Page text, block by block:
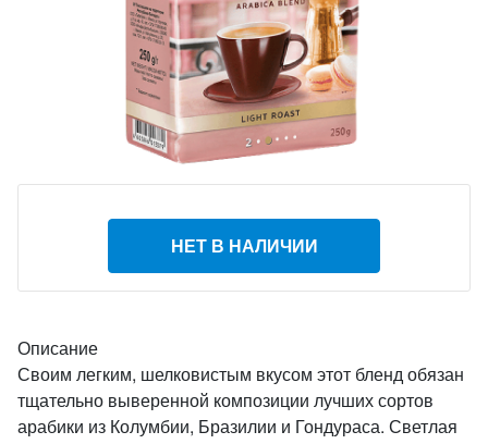
НЕТ В НАЛИЧИИ
Описание
Своим легким, шелковистым вкусом этот бленд обязан
тщательно выверенной композиции лучших сортов
арабики из Колумбии, Бразилии и Гондураса. Светлая